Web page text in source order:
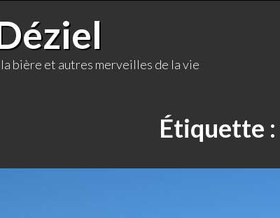
bière et autres merveilles de la vie
Étiquette :